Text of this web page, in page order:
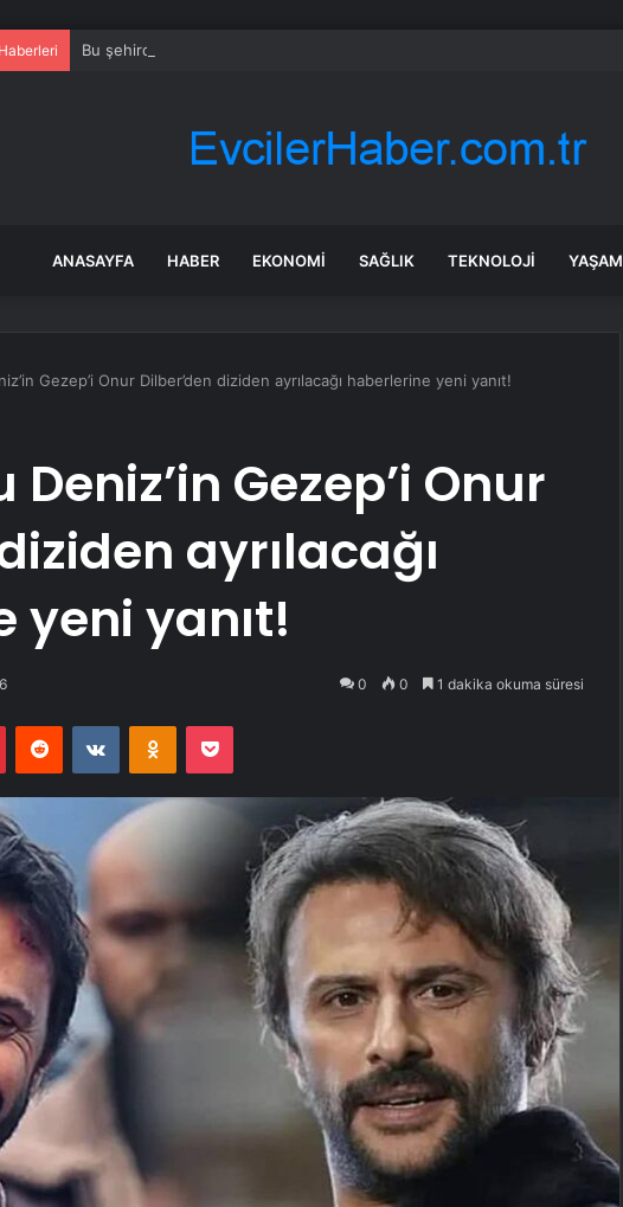
Bu şehirde kuşlar gökyüzünden patır patır düşüyor
ANASAYFA HABER EKONOMI SAĞLIK TEKNOLOJI YAŞAM
Gezep’i Onur Dilber’den diziden ayrılacağı haberlerine yeni yanıt!
Gezep’i Onur
ayrılacağı
yeni yanıt!
0 0 1 dakika okuma süresi
PinterestReddit VKontakteOdnoklassniki
Pocket